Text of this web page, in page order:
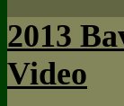
2013
Video